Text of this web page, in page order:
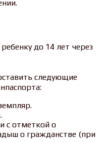
следующие
с отметкой о
о гражданстве (при